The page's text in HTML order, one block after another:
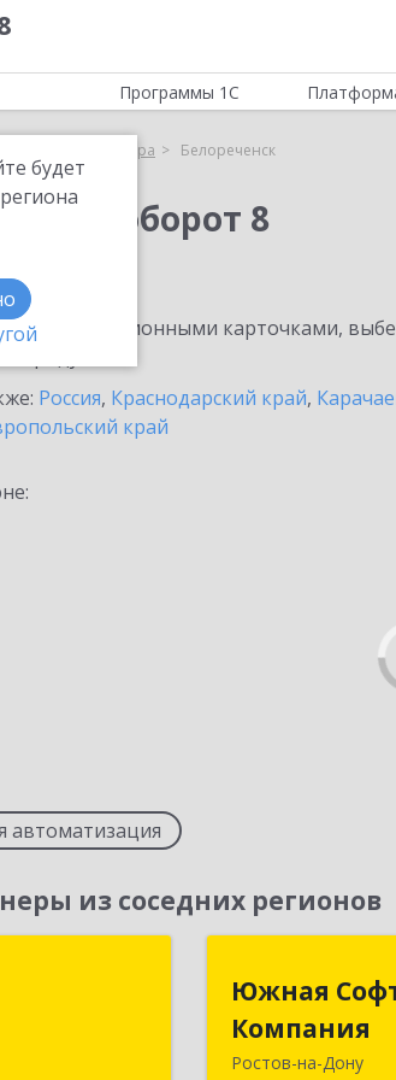
будет
Программы 1С
Выбор партнёра Белореченск
8
с информационными карточками,
Россия, Краснодарский край,
край
автоматизация
из соседних регионов
край,
ул, дом №
Южная
Компания
Ростов-на-Дону
344116,